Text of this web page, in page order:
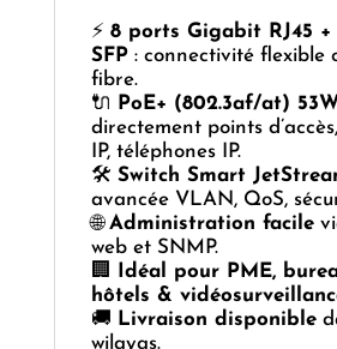
⚡ 8 ports Gigabit RJ45
SFP: connectivité flexible
fibre.
🔌
PoE+ (802.3af/at)
directement points
IP, téléphones IP.
🛠️ Switch Smart
avancée VLAN, QoS,
🌐Administration facile
web et SNMP.
🏢
Idéal pour PME,
hôtels &
🚚 Livraison disponible
wilayas.